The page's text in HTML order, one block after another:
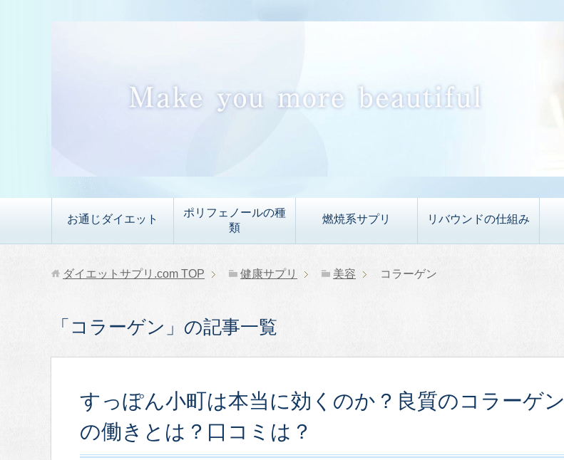
お通じダイエット
ポリフェノールの種
類
燃焼系サプリ リバウンドの仕組み
ダイエットサプリ.com TOP 健康サプリ 美容 コラーゲン
「コラーゲン」の記事一覧
すっぽん小町は本当に効くのか？良質のコラーゲン
の働きとは？口コミは？